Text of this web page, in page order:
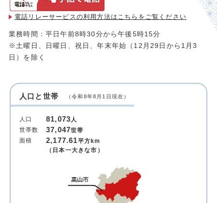
電話リレーサービスの利用方法は こちらをご覧ください
業務時間：平日午前8時30分から午後5時15分
※土曜日、日曜日、祝日、年末年始（12月29日から1月3
日）を除く
人口と世帯 （令和8年8月1日現在）
人口 81,073人
世帯数
37,047世帯
面積
2,177.61平方km
（日本一大きな市）